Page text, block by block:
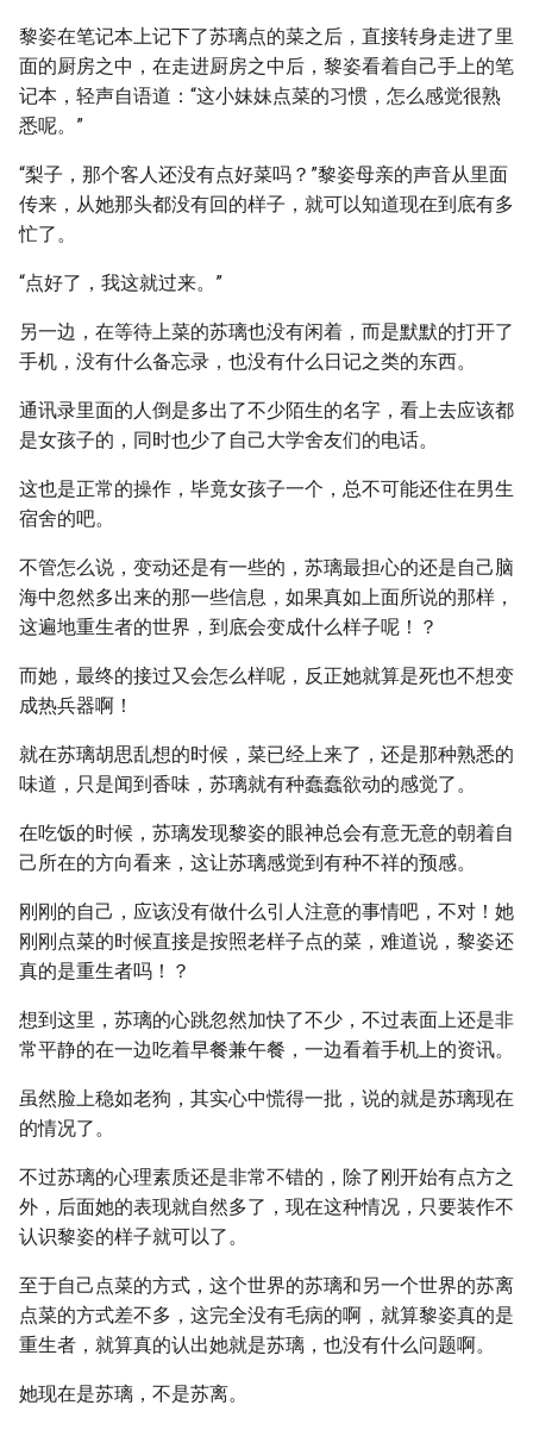
黎姿在笔记本上记下了苏璃点的菜之后，直接转身走进了里
面的厨房之中，在走进厨房之中后，黎姿看着自己手上的笔
记本，轻声自语道：“这小妹妹点菜的习惯，怎么感觉很熟
悉呢。”
“梨子，那个客人还没有点好菜吗？”黎姿母亲的声音从里面
传来，从她那头都没有回的样子，就可以知道现在到底有多
忙了。
“点好了，我这就过来。”
另一边，在等待上菜的苏璃也没有闲着，而是默默的打开了
手机，没有什么备忘录，也没有什么日记之类的东西。
通讯录里面的人倒是多出了不少陌生的名字，看上去应该都
是女孩子的，同时也少了自己大学舍友们的电话。
这也是正常的操作，毕竟女孩子一个，总不可能还住在男生
宿舍的吧。
不管怎么说，变动还是有一些的，苏璃最担心的还是自己脑
海中忽然多出来的那一些信息，如果真如上面所说的那样，
这遍地重生者的世界，到底会变成什么样子呢！？
而她，最终的接过又会怎么样呢，反正她就算是死也不想变
成热兵器啊！
就在苏璃胡思乱想的时候，菜已经上来了，还是那种熟悉的
味道，只是闻到香味，苏璃就有种蠢蠢欲动的感觉了。
在吃饭的时候，苏璃发现黎姿的眼神总会有意无意的朝着自
己所在的方向看来，这让苏璃感觉到有种不祥的预感。
刚刚的自己，应该没有做什么引人注意的事情吧，不对！她
刚刚点菜的时候直接是按照老样子点的菜，难道说，黎姿还
真的是重生者吗！？
想到这里，苏璃的心跳忽然加快了不少，不过表面上还是非
常平静的在一边吃着早餐兼午餐，一边看着手机上的资讯。
虽然脸上稳如老狗，其实心中慌得一批，说的就是苏璃现在
的情况了。
不过苏璃的心理素质还是非常不错的，除了刚开始有点方之
外，后面她的表现就自然多了，现在这种情况，只要装作不
认识黎姿的样子就可以了。
至于自己点菜的方式，这个世界的苏璃和另一个世界的苏离
点菜的方式差不多，这完全没有毛病的啊，就算黎姿真的是
重生者，就算真的认出她就是苏璃，也没有什么问题啊。
她现在是苏璃，不是苏离。